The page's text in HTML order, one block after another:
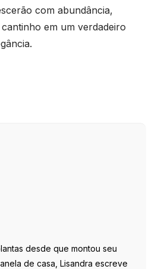
com abundância,
em um verdadeiro
desde que montou seu
de casa, Lisandra escreve